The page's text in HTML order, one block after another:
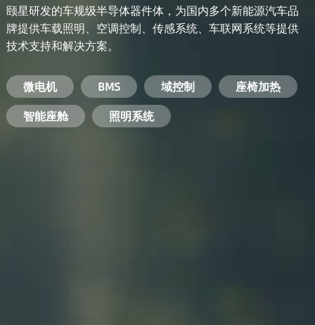
颐星研发的车规级半导体器件体，为国内多个新能源汽车品
牌提供车载照明、空调控制、传感系统、车联网系统等提供
技术支持和解决方案。
微电机 BMS 域控制
座椅加热
智能座舱
照明系统
电池管理系统
储能逆变器
工业电焊机 变频器
电机驱动
安防摄像头
开关电源 手机充电器
服务器电源
PC电源
电脑 手机 基站 机顶盒
智能农业 智能医疗
智能交通
智能家居